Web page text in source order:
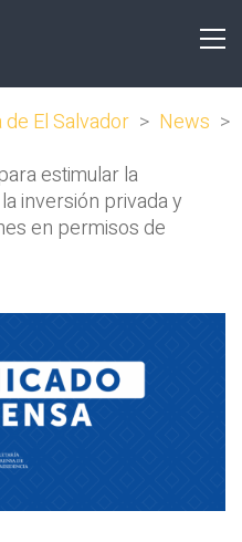
El Salvador > News >
estimular la
inversión privada y
en permisos de